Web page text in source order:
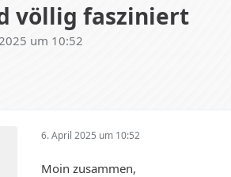
völlig fasziniert
um 10:52
6. April 2025 um 10:52
Moin zusammen,